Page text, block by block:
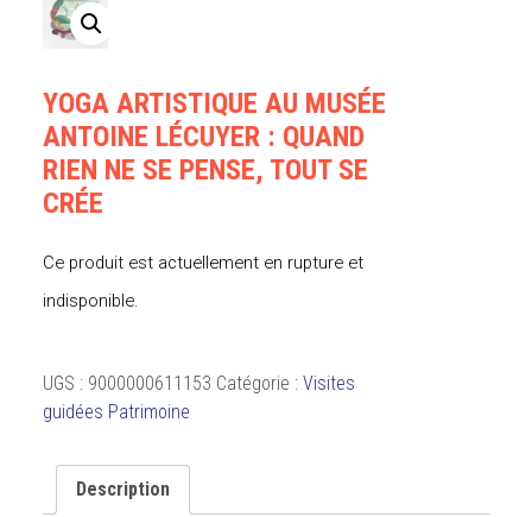
YOGA ARTISTIQUE AU MUSÉE
ANTOINE LÉCUYER : QUAND
RIEN NE SE PENSE, TOUT SE
CRÉE
Ce produit est actuellement en rupture et
indisponible.
UGS : 9000000611153 Catégorie : Visites
guidées Patrimoine
Description